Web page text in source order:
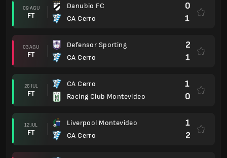
09 AGU
FT
Danubio FC
CA Cerro
0
1
03 AGU
FT
Defensor Sporting
CA Cerro
2
1
26 JUL
FT
CA Cerro
Racing Club Montevideo
1
0
12 JUL
FT
Liverpool Montevideo
CA Cerro
1
2